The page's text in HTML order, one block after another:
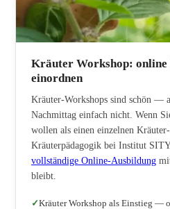
Kräuter Workshop: online
einordnen
Kräuter-Workshops sind schön —
Nachmittag einfach nicht. Wenn
wollen als einen einzelnen
Kräuterpädagogik bei Institut
vollständige Online-Ausbildung
bleibt.
Kräuter Workshop als Einstieg —